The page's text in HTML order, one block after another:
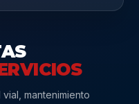
mantenimiento